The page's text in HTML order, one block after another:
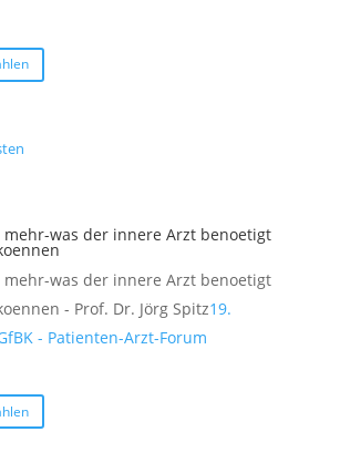
werden
Dieses
Produkt
Optionen
können
auf
der
gewählt
werden
was der innere Arzt benoetigt
was der innere Arzt benoetigt
- Prof. Dr. Jörg Spitz19.
- Patienten-Arzt-Forum
Dieses
Produkt